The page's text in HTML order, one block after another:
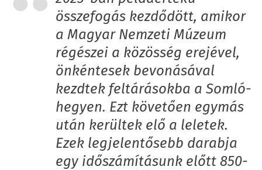
összefogás kezdődött, amikor
a Magyar Nemzeti Múzeum
régészei a közösség erejével,
önkéntesek bevonásával
kezdtek feltárásokba a Somló-
hegyen. Ezt követően egymás
után kerültek elő a leletek.
Ezek legjelentősebb darabja
egy időszámításunk előtt 850-